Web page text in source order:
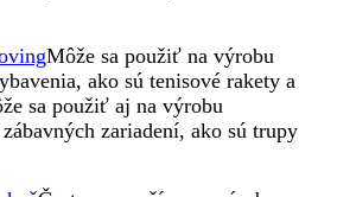
Môže sa použiť na výrobu
ako sú tenisové rakety a
sa použiť aj na výrobu
zariadení, ako sú trupy